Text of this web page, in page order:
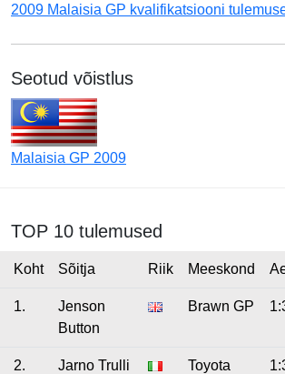
2009 Malaisia GP kvalifikatsiooni
Seotud võistlus
Malaisia GP 2009
TOP 10 tulemused
Koht Sõitja Riik Meeskond
1.
Jenson
Button
Brawn GP
2. Jarno Trulli Toyota